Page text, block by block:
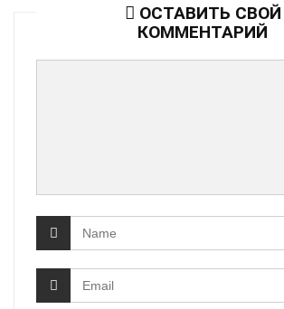
ОСТАВИТЬ СВОЙ
КОММЕНТАРИЙ